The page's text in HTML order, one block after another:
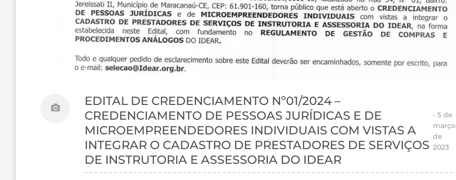
EDITAL DE CREDENCIAMENTO Nº01/2024 –
CREDENCIAMENTO DE PESSOAS JURÍDICAS E DE
MICROEMPREENDEDORES INDIVIDUAIS COM VISTAS A
INTEGRAR O CADASTRO DE PRESTADORES DE SERVIÇOS
DE INSTRUTORIA E ASSESSORIA DO IDEAR
- 5 de
março
de
2023